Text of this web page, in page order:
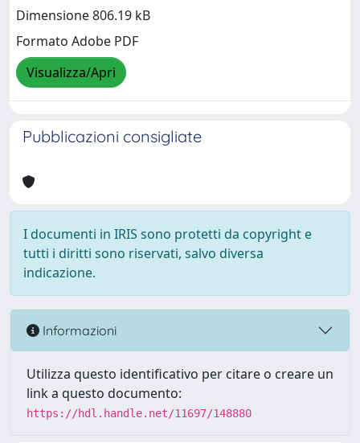
Dimensione 806.19 kB
Formato Adobe PDF
Visualizza/Apri
Pubblicazioni consigliate
I documenti in IRIS sono protetti da copyright e
tutti i diritti sono riservati, salvo diversa
indicazione.
Informazioni
Utilizza questo identificativo per citare o creare un
link a questo documento:
https://hdl.handle.net/11697/148880